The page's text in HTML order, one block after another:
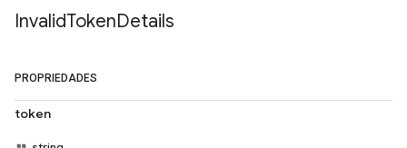
InvalidTokenDetails
PROPRIEDADES
token